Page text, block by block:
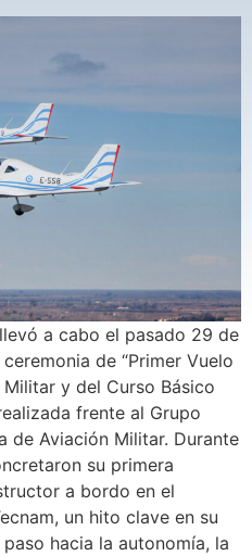
a cabo el pasado 29 de
de “Primer Vuelo
y del Curso Básico
frente al Grupo
de Aviación Militar. Durante
su primera
a bordo en el
un hito clave en su
hacia la autonomía, la